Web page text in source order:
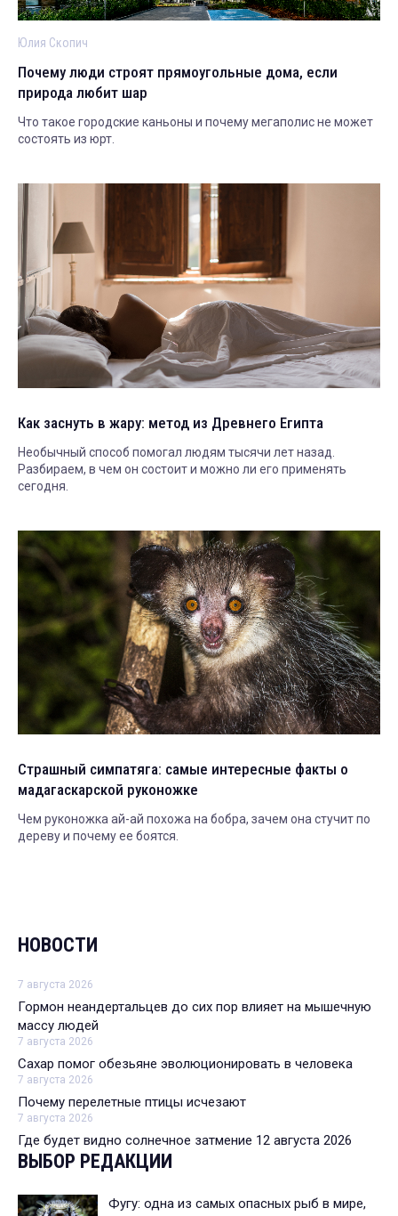
Юлия Скопич
Почему люди строят прямоугольные дома, если
природа любит шар
Что такое городские каньоны и почему мегаполис не может
состоять из юрт.
Как заснуть в жару: метод из Древнего Египта
Необычный способ помогал людям тысячи лет назад.
Разбираем, в чем он состоит и можно ли его применять
сегодня.
Страшный симпатяга: самые интересные факты о
мадагаскарской руконожке
Чем руконожка ай-ай похожа на бобра, зачем она стучит по
дереву и почему ее боятся.
НОВОСТИ
7 августа 2026
Гормон неандертальцев до сих пор влияет на мышечную
массу людей
7 августа 2026
Сахар помог обезьяне эволюционировать в человека
7 августа 2026
Почему перелетные птицы исчезают
7 августа 2026
Где будет видно солнечное затмение 12 августа 2026
ВЫБОР РЕДАКЦИИ
Фугу: одна из самых опасных рыб в мире,